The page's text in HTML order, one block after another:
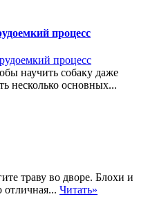
процесс
научить собаку даже
несколько основных...
траву во дворе. Блохи и
Читать»